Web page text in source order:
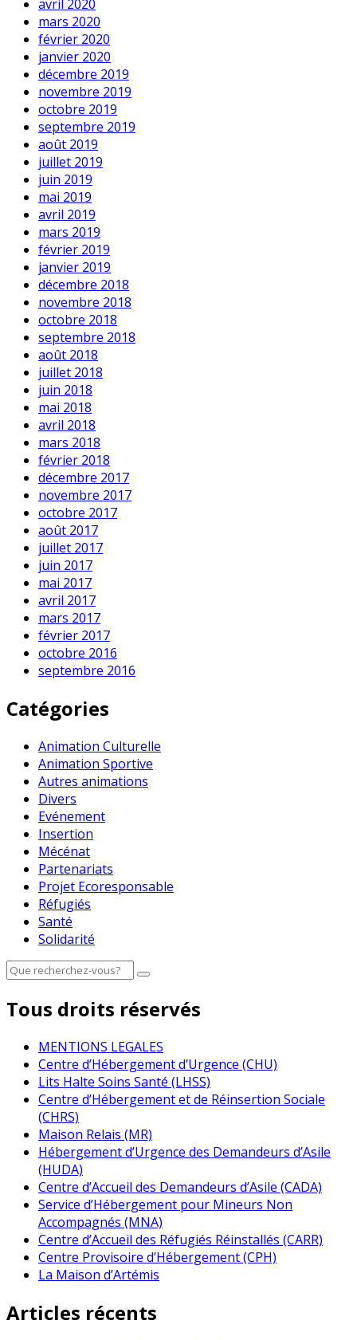
avril 2020
mars 2020
février 2020
janvier 2020
décembre 2019
novembre 2019
octobre 2019
septembre 2019
août 2019
juillet 2019
juin 2019
mai 2019
avril 2019
mars 2019
février 2019
janvier 2019
décembre 2018
novembre 2018
octobre 2018
septembre 2018
août 2018
juillet 2018
juin 2018
mai 2018
avril 2018
mars 2018
février 2018
décembre 2017
novembre 2017
octobre 2017
août 2017
juillet 2017
juin 2017
mai 2017
avril 2017
mars 2017
février 2017
octobre 2016
septembre 2016
Catégories
Animation Culturelle
Animation Sportive
Autres animations
Divers
Evénement
Insertion
Mécénat
Partenariats
Projet Ecoresponsable
Réfugiés
Santé
Solidarité
Tous droits réservés
MENTIONS LEGALES
Centre d’Hébergement d’Urgence (CHU)
Lits Halte Soins Santé (LHSS)
Centre d’Hébergement et de Réinsertion Sociale
(CHRS)
Maison Relais (MR)
Hébergement d’Urgence des Demandeurs d’Asile
(HUDA)
Centre d’Accueil des Demandeurs d’Asile (CADA)
Service d’Hébergement pour Mineurs Non
Accompagnés (MNA)
Centre d’Accueil des Réfugiés Réinstallés (CARR)
Centre Provisoire d’Hébergement (CPH)
La Maison d’Artémis
Articles récents